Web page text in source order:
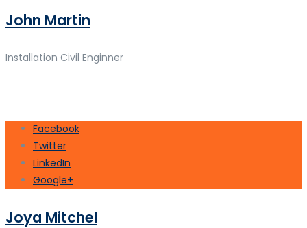
John Martin
Installation Civil Enginner
Facebook
Twitter
LinkedIn
Google+
Joya Mitchel